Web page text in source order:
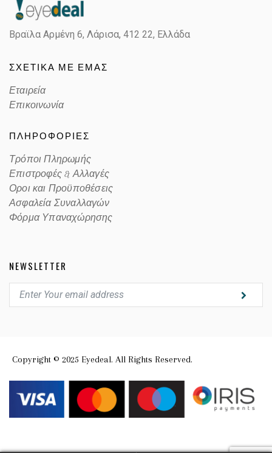
Color
Lens Color POLARIZED GREEN
Color code
Βραϊλα Αρμένη 6, Λάρισα, 412 22, Ελλάδα
ΣΧΕΤΙΚΑ ΜΕ ΕΜΑΣ
Εταιρεία
Επικοινωνία
ΠΛΗΡΟΦΟΡΙΕΣ
Τρόποι Πληρωμής
Επιστροφές & Αλλαγές
Οροι και Προϋποθέσεις
Ασφαλεία Συναλλαγών
Φόρμα Υπαναχώρησης
NEWSLETTER
Copyright © 2025 Eyedeal. All Rights Reserved.